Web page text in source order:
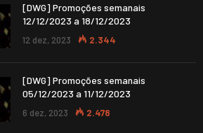
[DWG] Promoções semanais
12/12/2023 a 18/12/2023
12 dez, 2023 2.344
[DWG] Promoções semanais
05/12/2023 a 11/12/2023
6 dez, 2023 2.478